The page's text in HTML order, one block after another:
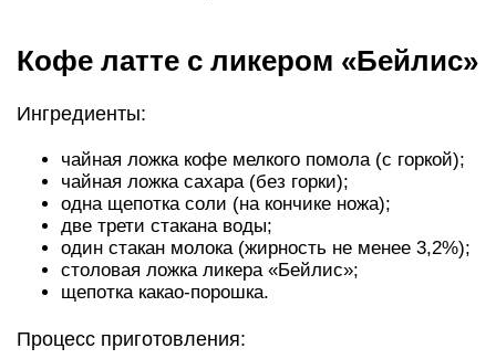
Кофе латте с ликером «Бейлис»
Ингредиенты:
чайная ложка кофе мелкого помола (с горкой);
чайная ложка сахара (без горки);
одна щепотка соли (на кончике ножа);
две трети стакана воды;
один стакан молока (жирность не менее 3,2%);
столовая ложка ликера «Бейлис»;
щепотка какао-порошка.
Процесс приготовления: